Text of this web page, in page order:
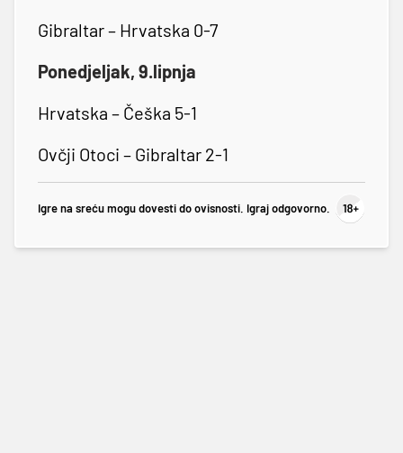
Gibraltar – Hrvatska 0-7
Ponedjeljak, 9.lipnja
Hrvatska – Češka 5-1
Ovčji Otoci – Gibraltar 2-1
Igre na sreću mogu dovesti do ovisnosti. Igraj odgovorno.